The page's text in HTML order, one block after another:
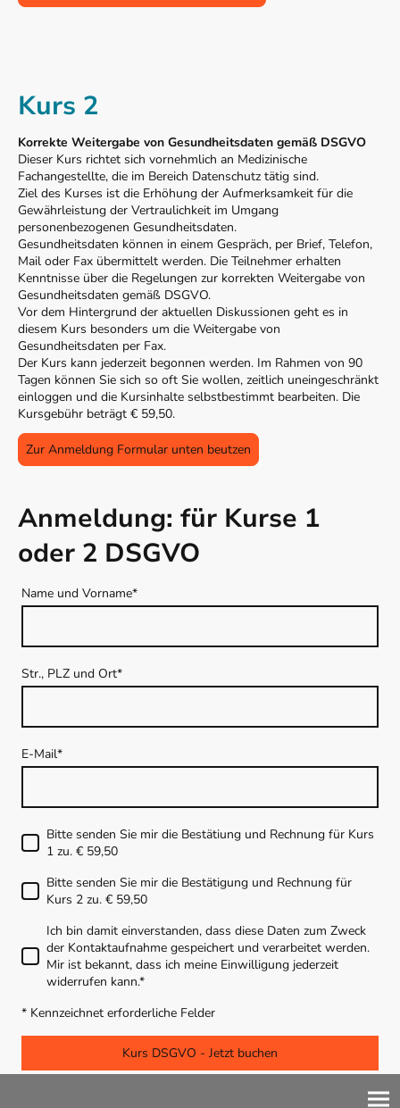
Kurs 2
Korrekte Weitergabe von Gesundheitsdaten gemäß DSGVO
Dieser Kurs richtet sich vornehmlich an Medizinische
Fachangestellte, die im Bereich Datenschutz tätig sind.
Ziel des Kurses ist die Erhöhung der Aufmerksamkeit für die
Gewährleistung der Vertraulichkeit im Umgang
personenbezogenen Gesundheitsdaten.
Gesundheitsdaten können in einem Gespräch, per Brief, Telefon,
Mail oder Fax übermittelt werden. Die Teilnehmer erhalten
Kenntnisse über die Regelungen zur korrekten Weitergabe von
Gesundheitsdaten gemäß DSGVO.
Vor dem Hintergrund der aktuellen Diskussionen geht es in
diesem Kurs besonders um die Weitergabe von
Gesundheitsdaten per Fax.
Der Kurs kann jederzeit begonnen werden. Im Rahmen von 90
Tagen können Sie sich so oft Sie wollen, zeitlich uneingeschränkt
einloggen und die Kursinhalte selbstbestimmt bearbeiten. Die
Kursgebühr beträgt € 59,50.
Zur Anmeldung Formular unten beutzen
Anmeldung: für Kurse 1
oder 2 DSGVO
Name und Vorname*
Str., PLZ und Ort*
E-Mail*
Bitte senden Sie mir die Bestätiung und Rechnung für Kurs
1 zu. € 59,50
Bitte senden Sie mir die Bestätigung und Rechnung für
Kurs 2 zu. € 59,50
Ich bin damit einverstanden, dass diese Daten zum Zweck
der Kontaktaufnahme gespeichert und verarbeitet werden.
Mir ist bekannt, dass ich meine Einwilligung jederzeit
widerrufen kann.*
* Kennzeichnet erforderliche Felder
Kurs DSGVO - Jetzt buchen